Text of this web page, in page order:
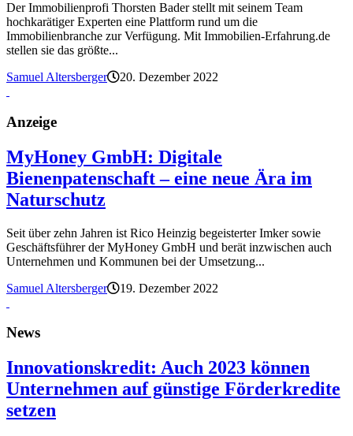
Der Immobilienprofi Thorsten Bader stellt mit seinem Team
hochkarätiger Experten eine Plattform rund um die
Immobilienbranche zur Verfügung. Mit Immobilien-Erfahrung.de
stellen sie das größte...
Samuel Altersberger
20. Dezember 2022
Anzeige
MyHoney GmbH: Digitale
Bienenpatenschaft – eine neue Ära im
Naturschutz
Seit über zehn Jahren ist Rico Heinzig begeisterter Imker sowie
Geschäftsführer der MyHoney GmbH und berät inzwischen auch
Unternehmen und Kommunen bei der Umsetzung...
Samuel Altersberger
19. Dezember 2022
News
Innovationskredit: Auch 2023 können
Unternehmen auf günstige Förderkredite
setzen